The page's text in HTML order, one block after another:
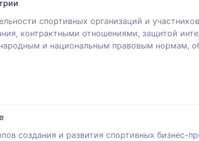
спортивных организаций и
контрактными отношениями, защитой
и национальным правовым нормам,
создания и развития спортивных бизнес-